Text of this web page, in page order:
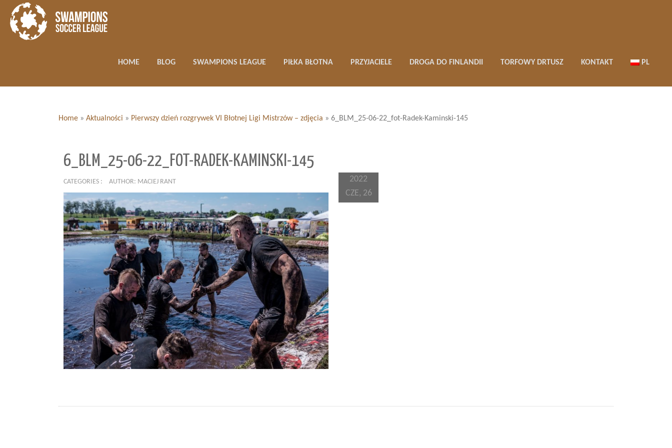
HOME BLOG SWAMPIONS LEAGUE PIŁKA BŁOTNA PRZYJACIELE DROGA DO FINLANDII TORFOWY DRTUSZ KONTAKT PL
Home » Aktualności » Pierwszy dzień rozgrywek VI Błotnej Ligi Mistrzów – zdjęcia » 6_BLM_25-06-22_fot-Radek-Kaminski-145
6_BLM_25-06-22_FOT-RADEK-KAMINSKI-145
CATEGORIES : AUTHOR: MACIEJ RANT
2022
CZE, 26